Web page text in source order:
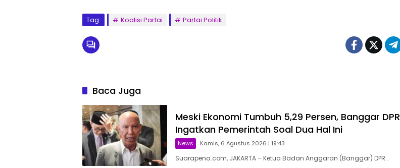
Tag: Koalisi Partai Partai Politik
Baca Juga
Meski Ekonomi Tumbuh 5,29 Persen, Banggar DPR
Ingatkan Pemerintah Soal Dua Hal Ini
News Kamis, 6 Agustus 2026 | 19:43
Suarapena.com, JAKARTA – Ketua Badan Anggaran (Banggar) DPR…